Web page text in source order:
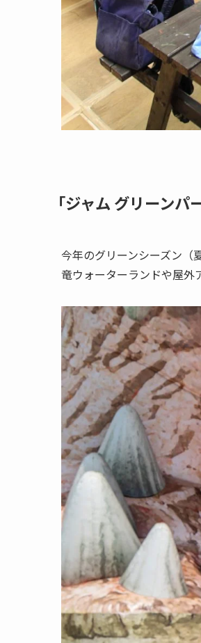
「ジャム グリーン
今年のグリーンシーズン（
竜ウォーターランドや屋外